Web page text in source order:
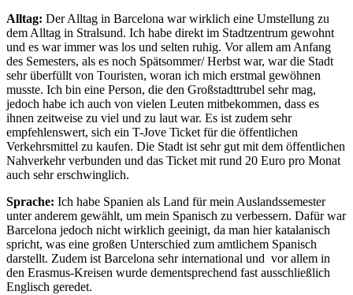
Alltag: Der Alltag in Barcelona war wirklich eine Umstellung zu
dem Alltag in Stralsund. Ich habe direkt im Stadtzentrum gewohnt
und es war immer was los und selten ruhig. Vor allem am Anfang
des Semesters, als es noch Spätsommer/ Herbst war, war die Stadt
sehr überfüllt von Touristen, woran ich mich erstmal gewöhnen
musste. Ich bin eine Person, die den Großstadttrubel sehr mag,
jedoch habe ich auch von vielen Leuten mitbekommen, dass es
ihnen zeitweise zu viel und zu laut war. Es ist zudem sehr
empfehlenswert, sich ein T-Jove Ticket für die öffentlichen
Verkehrsmittel zu kaufen. Die Stadt ist sehr gut mit dem öffentlichen
Nahverkehr verbunden und das Ticket mit rund 20 Euro pro Monat
auch sehr erschwinglich.
Sprache: Ich habe Spanien als Land für mein Auslandssemester
unter anderem gewählt, um mein Spanisch zu verbessern. Dafür war
Barcelona jedoch nicht wirklich geeinigt, da man hier katalanisch
spricht, was eine großen Unterschied zum amtlichem Spanisch
darstellt. Zudem ist Barcelona sehr international und vor allem in
den Erasmus-Kreisen wurde dementsprechend fast ausschließlich
Englisch geredet.